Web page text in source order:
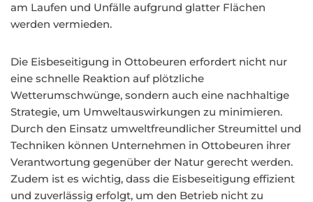
am Laufen und Unfälle aufgrund glatter Flächen
werden vermieden.
Die Eisbeseitigung in Ottobeuren erfordert nicht nur
eine schnelle Reaktion auf plötzliche
Wetterumschwünge, sondern auch eine nachhaltige
Strategie, um Umweltauswirkungen zu minimieren.
Durch den Einsatz umweltfreundlicher Streumittel und
Techniken können Unternehmen in Ottobeuren ihrer
Verantwortung gegenüber der Natur gerecht werden.
Zudem ist es wichtig, dass die Eisbeseitigung effizient
und zuverlässig erfolgt, um den Betrieb nicht zu